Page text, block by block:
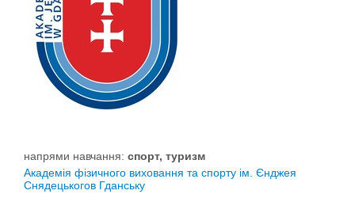
напрями навчання: спорт, туризм
Академія фізичного виховання та спорту ім. Єнджея
Снядецькогов Гданську